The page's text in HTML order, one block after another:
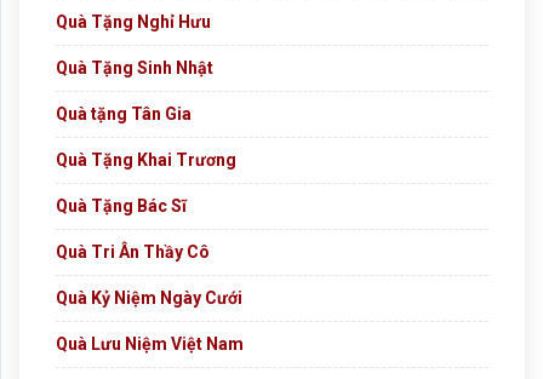
Quà Tặng Nghỉ Hưu
Quà Tặng Sinh Nhật
Quà tặng Tân Gia
Quà Tặng Khai Trương
Quà Tặng Bác Sĩ
Quà Tri Ân Thầy Cô
Quà Kỷ Niệm Ngày Cưới
Quà Lưu Niệm Việt Nam